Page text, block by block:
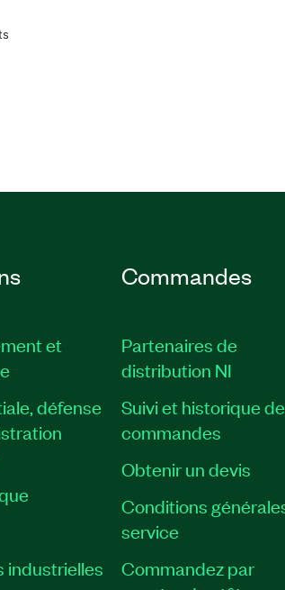
et
défense
industrielles
Commandes
Partenaires de
distribution NI
Suivi et historique
commandes
Obtenir un devis
Conditions
service
Commandez par